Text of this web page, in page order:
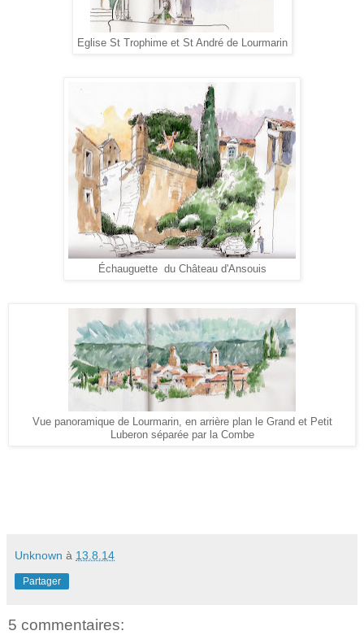
Eglise St Trophime et St André de Lourmarin
Échauguette du Château d'Ansouis
Vue panoramique de Lourmarin, en arrière plan le Grand et Petit
Luberon séparée par la Combe
Unknown à 13.8.14
Partager
5 commentaires: